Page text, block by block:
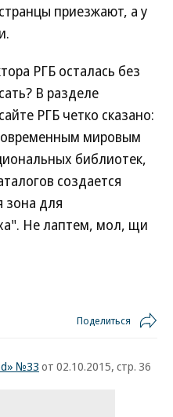
приезжают, а у
РГБ осталась без
В разделе
РГБ четко сказано:
мировым
библиотек,
создается
зона для
Не лаптем, мол, щи
Поделиться
№33 от 02.10.2015, стр. 36